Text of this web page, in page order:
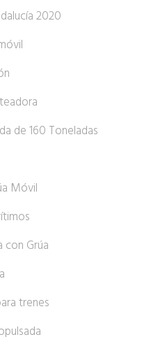
2020
de 160 Toneladas
Móvil
Grúa
trenes